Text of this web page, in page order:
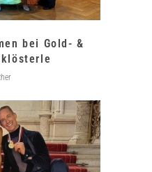
bei Gold- &